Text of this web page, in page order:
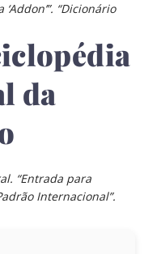
“Dicionário
da
“Entrada para
Internacional”.